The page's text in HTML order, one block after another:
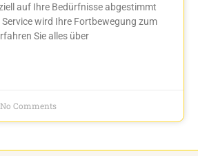
auf Ihre Bedürfnisse abgestimmt
wird Ihre Fortbewegung zum
Sie alles über
No Comments